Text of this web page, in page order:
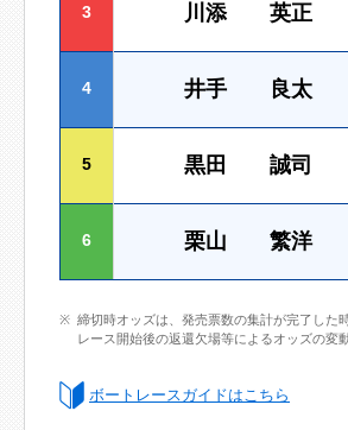
3 川添 英正
4 井手 良太
5 黒田 誠司
6 栗山 繁洋
締切時オッズは、発売票数の集計が完了した
レース開始後の返還欠場等によるオッズの変
ボートレースガイドはこちら